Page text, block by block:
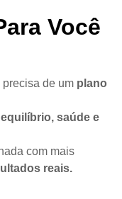
Você
de um plano
equilíbrio, saúde e
com mais
reais.